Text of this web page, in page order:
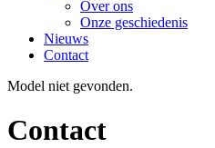
Over ons
Onze geschiedenis
Nieuws
Contact
Model niet gevonden.
Contact